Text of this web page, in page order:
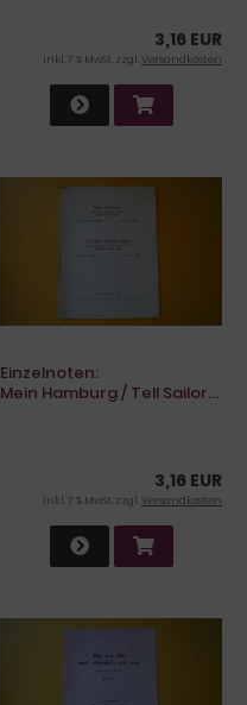
3,16 EUR
inkl. 7 % MwSt. zzgl.Versandkosten
Einzelnoten:
Mein Hamburg / Tell Sailor…
3,16 EUR
inkl. 7 % MwSt. zzgl.Versandkosten